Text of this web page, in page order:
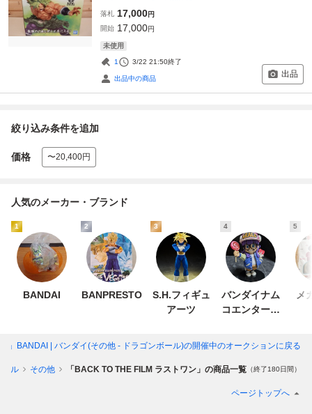
落札 17,000円
開始 17,000円
未使用
1 3/22 21:50終了
出品中の商品 出品
絞り込み条件を追加
価格 〜20,400円
人気のメーカー・ブランド
1
BANDAI
2
BANPRESTO
3
S.H.フィギュ
アーツ
4
バンダイナム
コエンターテ
5
メ
」BANDAI | バンダイ(その他 - ドラゴンボール)の開催中のオークションに戻る
ール その他 「BACK TO THE FILM ラストワン」の商品一覧 （終了180日間）
ページトップへ